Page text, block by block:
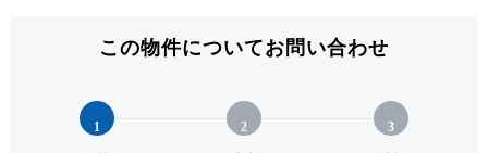
バルコニー関連 5.58㎡
階建 / 所在階 地上23階 地下1階建 / 11階部分
この物件についてお問い合わせ
1 2 3